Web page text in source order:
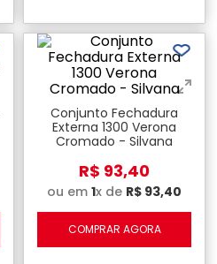
Conjunto Fechadura
Externa 1300 Verona
Cromado - Silvana
R$ 93,40
ou em 1x de R$ 93,40
COMPRAR AGORA